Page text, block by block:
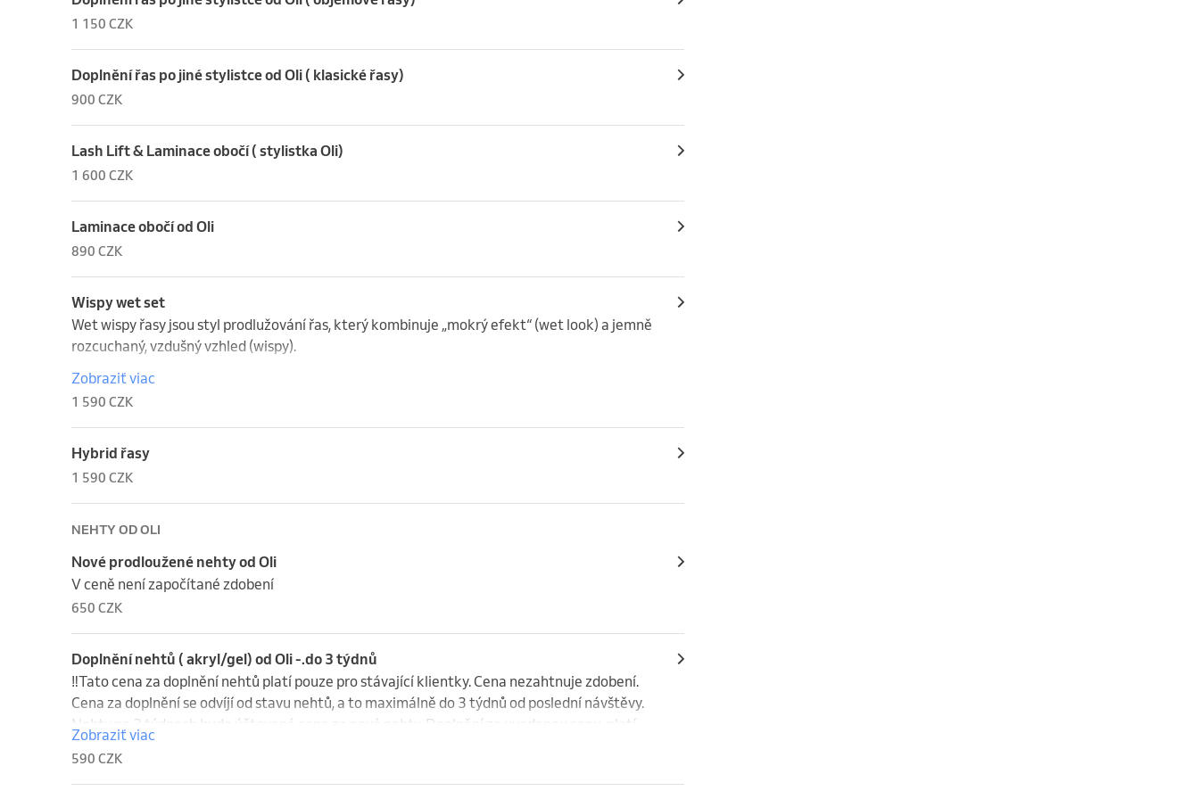
1 150 CZK
Doplnění řas po jiné stylistce od Oli ( klasické řasy)
900 CZK
Lash Lift & Laminace obočí ( stylistka Oli)
1 600 CZK
Laminace obočí od Oli
890 CZK
Wispy wet set
Wet wispy řasy jsou styl prodlužování řas, který kombinuje „mokrý efekt“ (wet look) a jemně
rozcuchaný, vzdušný vzhled (wispy).
✨ Jak vypadají?
	•Wet efekt – řasy jsou seskupené do úzkých uzavřených vějířků, takže vypadají lehce
„mokré“, lesklé a výraznější.
	•Wispy efekt – některé řasy jsou delší a vystupují nad ostatní, čímž vytváří nepravidelný,
přirozeně střapatý look.
Zobraziť viac
1 590 CZK
Hybrid řasy
1 590 CZK
NEHTY OD OLI
Nové prodloužené nehty od Oli
V ceně není započítané zdobení
650 CZK
Doplnění nehtů ( akryl/gel) od Oli -.do 3 týdnů
‼️Tato cena za doplnění nehtů platí pouze pro stávající klientky. Cena nezahtnuje zdobení.
Cena za doplnění se odvíjí od stavu nehtů, a to maximálně do 3 týdnů od poslední návštěvy.
Nehty po 3 týdnech bude účtovaná cena za nové nehty. Doplnění za uvedenou cenu  platí
pouze v případě, že předchozí modeláž byla provedena u Oli. Pokud byly nehty udělané
jinde, bude účtována cena za nové nehty.‼️
Zobraziť viac
590 CZK